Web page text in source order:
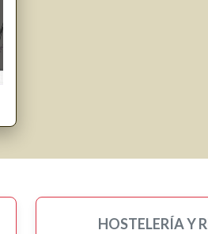
HOSTELERÍA Y